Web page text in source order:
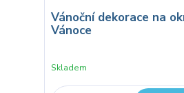
Vánoční dekorace na
Vánoce
Skladem